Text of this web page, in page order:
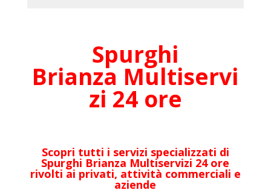
Spurghi
Brianza Multiservi
zi 24 ore
Scopri tutti i servizi specializzati di
Spurghi Brianza Multiservizi 24 ore
rivolti ai privati, attività commerciali e
aziende